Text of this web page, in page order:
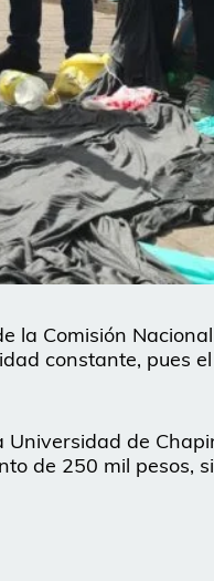
la Comisión
constante, pues
de
de 250 mil pesos,